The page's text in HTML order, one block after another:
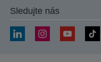
Sledujte nás